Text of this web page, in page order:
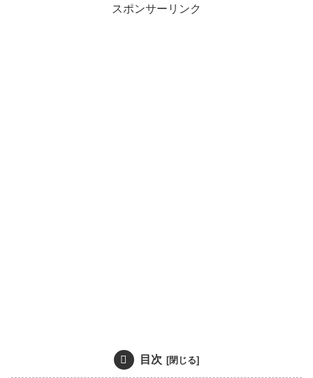
スポンサーリンク
目次